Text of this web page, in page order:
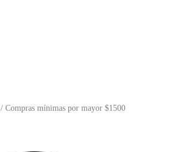
/ Compras mínimas por mayor $1500